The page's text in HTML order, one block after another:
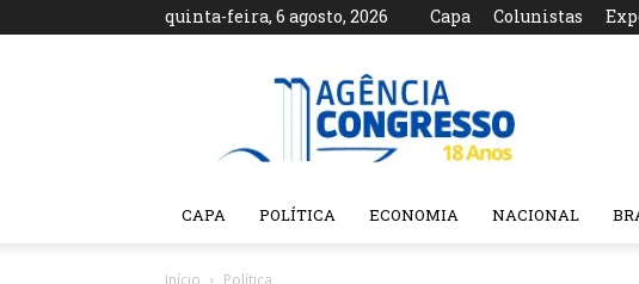
quinta-feira, 6 agosto, 2026 Capa Colunistas
Agência
CAPA POLÍTICA ECONOMIA NACIONAL
Início Política